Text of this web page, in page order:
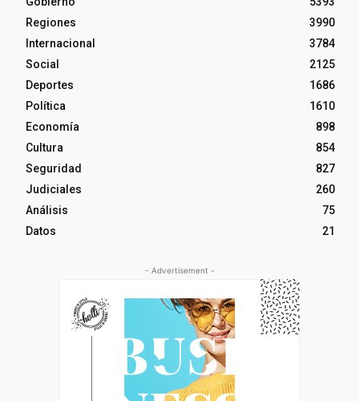
Regiones
3990
Internacional
3784
Social
2125
Deportes
1686
Política
1610
Economía
898
Cultura
854
Seguridad
827
Judiciales
260
Análisis
75
Datos
21
- Advertisement -